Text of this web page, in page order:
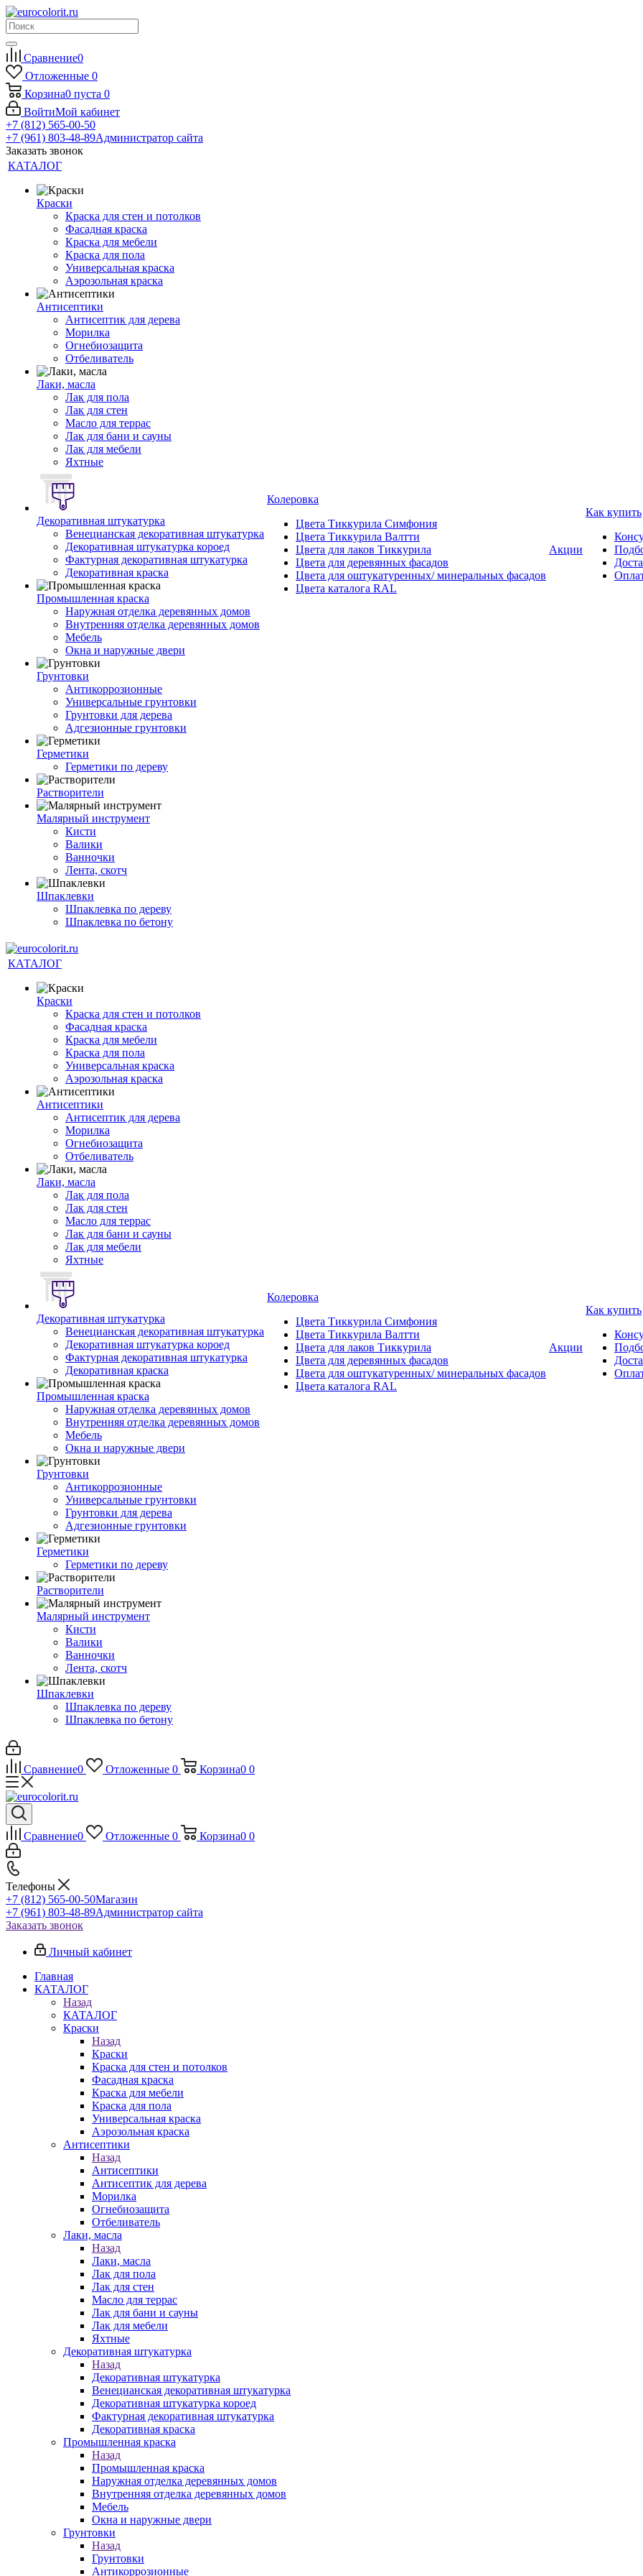
Сравнение0
Отложенные 0
Корзина0 пуста 0
ВойтиМой кабинет
+7 (812) 565-00-50
+7 (961) 803-48-89Администратор сайта
Заказать звонок
КАТАЛОГ
Краски
Краска для стен и потолков
Фасадная краска
Краска для мебели
Краска для пола
Универсальная краска
Аэрозольная краска
Антисептики
Антисептик для дерева
Морилка
Огнебиозащита
Отбеливатель
Лаки, масла
Лак для пола
Лак для стен
Масло для террас
Лак для бани и сауны
Лак для мебели
Яхтные
Декоративная штукатурка
Венецианская декоративная штукатурка
Декоративная штукатурка короед
Фактурная декоративная штукатурка
Декоративная краска
Промышленная краска
Наружная отделка деревянных домов
Внутренняя отделка деревянных домов
Мебель
Окна и наружные двери
Грунтовки
Антикоррозионные
Универсальные грунтовки
Грунтовки для дерева
Адгезионные грунтовки
Герметики
Герметики по дереву
Растворители
Малярный инструмент
Кисти
Валики
Ванночки
Лента, скотч
Шпаклевки
Шпаклевка по дереву
Шпаклевка по бетону
Колеровка
Цвета Тиккурила Симфония
Цвета Тиккурила Валтти
Цвета для лаков Тиккурила
Цвета для деревянных фасадов
Цвета для оштукатуренных/ минеральных фасадов
Цвета каталога RAL
Акции
Как купить
КАТАЛОГ
Краски
Краска для стен и потолков
Фасадная краска
Краска для мебели
Краска для пола
Универсальная краска
Аэрозольная краска
Антисептики
Антисептик для дерева
Морилка
Огнебиозащита
Отбеливатель
Лаки, масла
Лак для пола
Лак для стен
Масло для террас
Лак для бани и сауны
Лак для мебели
Яхтные
Декоративная штукатурка
Венецианская декоративная штукатурка
Декоративная штукатурка короед
Фактурная декоративная штукатурка
Декоративная краска
Промышленная краска
Наружная отделка деревянных домов
Внутренняя отделка деревянных домов
Мебель
Окна и наружные двери
Грунтовки
Антикоррозионные
Универсальные грунтовки
Грунтовки для дерева
Адгезионные грунтовки
Герметики
Герметики по дереву
Растворители
Малярный инструмент
Кисти
Валики
Ванночки
Лента, скотч
Шпаклевки
Шпаклевка по дереву
Шпаклевка по бетону
Колеровка
Цвета Тиккурила Симфония
Цвета Тиккурила Валтти
Цвета для лаков Тиккурила
Цвета для деревянных фасадов
Цвета для оштукатуренных/ минеральных фасадов
Цвета каталога RAL
Акции
Как купить
Сравнение0 Отложенные 0 Корзина0 0
Сравнение0 Отложенные 0 Корзина0 0
Телефоны
+7 (812) 565-00-50Магазин
+7 (961) 803-48-89Администратор сайта
Заказать звонок
Личный кабинет
Главная
КАТАЛОГ
Назад
КАТАЛОГ
Краски
Назад
Краски
Краска для стен и потолков
Фасадная краска
Краска для мебели
Краска для пола
Универсальная краска
Аэрозольная краска
Антисептики
Назад
Антисептики
Антисептик для дерева
Морилка
Огнебиозащита
Отбеливатель
Лаки, масла
Назад
Лаки, масла
Лак для пола
Лак для стен
Масло для террас
Лак для бани и сауны
Лак для мебели
Яхтные
Декоративная штукатурка
Назад
Декоративная штукатурка
Венецианская декоративная штукатурка
Декоративная штукатурка короед
Фактурная декоративная штукатурка
Декоративная краска
Промышленная краска
Назад
Промышленная краска
Наружная отделка деревянных домов
Внутренняя отделка деревянных домов
Мебель
Окна и наружные двери
Грунтовки
Назад
Грунтовки
Антикоррозионные